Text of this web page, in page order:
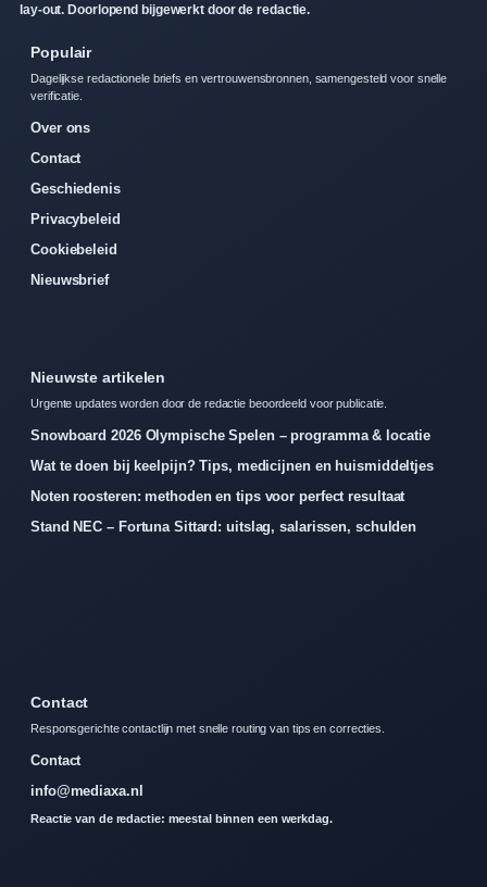
lay-out. Doorlopend bijgewerkt door de redactie.
Populair
Dagelijkse redactionele briefs en vertrouwensbronnen, samengesteld voor snelle
verificatie.
Over ons
Contact
Geschiedenis
Privacybeleid
Cookiebeleid
Nieuwsbrief
Nieuwste artikelen
Urgente updates worden door de redactie beoordeeld voor publicatie.
Snowboard 2026 Olympische Spelen – programma & locatie
Wat te doen bij keelpijn? Tips, medicijnen en huismiddeltjes
Noten roosteren: methoden en tips voor perfect resultaat
Stand NEC – Fortuna Sittard: uitslag, salarissen, schulden
Contact
Responsgerichte contactlijn met snelle routing van tips en correcties.
Contact
info@mediaxa.nl
Reactie van de redactie: meestal binnen een werkdag.